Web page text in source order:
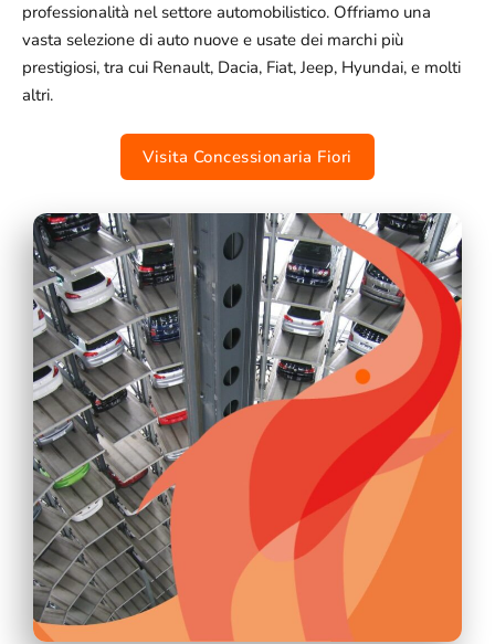
professionalità nel settore automobilistico. Offriamo una
vasta selezione di auto nuove e usate dei marchi più
prestigiosi, tra cui Renault, Dacia, Fiat, Jeep, Hyundai, e molti
altri.
Visita Concessionaria Fiori